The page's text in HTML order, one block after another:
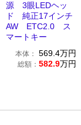
源 3眼LEDヘッ
ド 純正17インチ
AW ETC2.0 ス
マートキー
本体： 569.4万円
総額： 582.9万円